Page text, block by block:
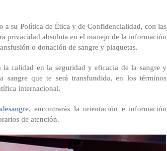
a su Política de Ética y de Confidencialidad, con las
privacidad absoluta en el manejo de la información
o donación de sangre y plaquetas.
calidad en la seguridad y eficacia de la sangre y
sangre que te será transfundida, en los términos
internacional.
, encontrarás la orientación e información
de atención.